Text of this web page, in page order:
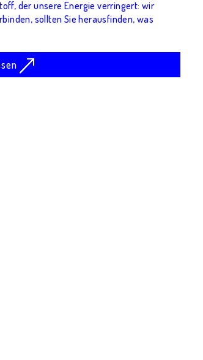
der unsere Energie verringert: wir
sollten Sie herausfinden, was